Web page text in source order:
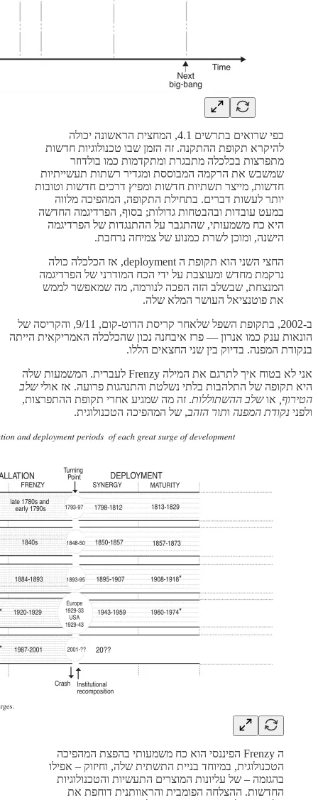
כפי שרואים בתרשים 4.1, המחצית הראשונה יכולה
להיקרא תקופת ההתקנה. זה הזמן שבו טכנולוגיות חדשות
מתפרצות בכלכלה מתבגרת ומתקדמות כמו בולדוזר
שמשבש את הרקמה המבוססת ומגדיר רשתות תעשייתיות
חדשות, מייצר תשתיות חדשות ומפיץ דרכים חדשות וטובות
יותר לעשות דברים. בתחילת התקופה, המהפיכה מלווה
במעט עובדות ובהבטחות גדולות; בסוף, הפרדיגמה החדשה
היא כח משמעותי, שהתגבר על ההתנגדות של הפרדיגמה
הישנה, ומוכן לשרת כמנוע של צמיחה נרחבת.
החצי השני הוא תקופת ה deployment, אז הכלכלה כולה
נרקמת מחדש ומעוצבת על ידי הכח המודרני של הפרדיגמה
המנצחת, שבשלב הזה הפכה לנורמה, מה שמאפשר לממש
את פוטנציאל העושר המלא שלה.
ב-2002, בתקופת השפל שלאחר קריסת הדוט-קום, 9/11, והקריסה של
הונאות ענק כמו אנרון — פרז איבחנה נכון שהכלכלה האמריקאית הייתה
בנקודת המפנה. בדיוק בין שני החצאים הללו.
אני לא בטוח איך לתרגם את המילה Frenzy לעברית. המשמעות שלה
היא תקופה של התלהבות בלתי נשלטת והתנהגות פרועה. אז אולישלב
הטירוף, אושלב ההשתוללות. זה מה שמגיע אחרי תקופת ההתפרצות,
ולפני נקודת המפנה ותור הזהב, של המהפיכה הטכנולוגית.
ה Frenzy הפיננסי הוא כח משמעותי בהפצת המהפיכה
הטכנולוגית, במיוחד בניית התשתית שלה, וחיזוק – אפילו
בהגזמה – של עליונות המוצרים התעשיות והטכנולוגיות
החדשות. ההצלחה הפומבית והראוותנית דוחפת את